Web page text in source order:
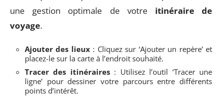
une gestion optimale de votre itinéraire de
voyage.
Ajouter des lieux: Cliquez sur ‘Ajouter un repère’ et
placez-le sur la carte à l’endroit souhaité.
Tracer des itinéraires: Utilisez l’outil ‘Tracer une
ligne’ pour dessiner votre parcours entre différents
points d’intérêt.